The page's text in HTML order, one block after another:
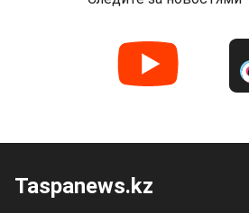
Taspanews.kz